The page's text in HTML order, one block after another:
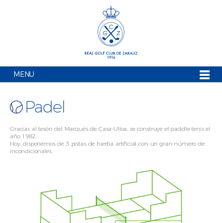
MENU
Padel
Gracias al tesón del Marqués de Casa-Ulloa, se construye el paddle-tenis el
año 1982.
Hoy, disponemos de 3 pistas de hierba artificial con un gran número de
incondicionales.